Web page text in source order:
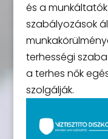
és a
szabályozások
terhességi
a terhes nők
szolgálják.